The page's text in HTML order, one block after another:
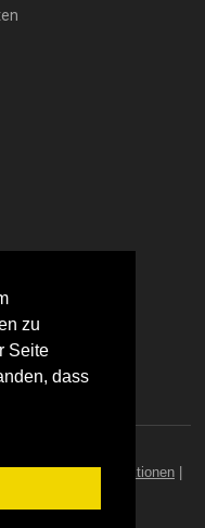
zu
Seite
dass
Impressum Aktionen|